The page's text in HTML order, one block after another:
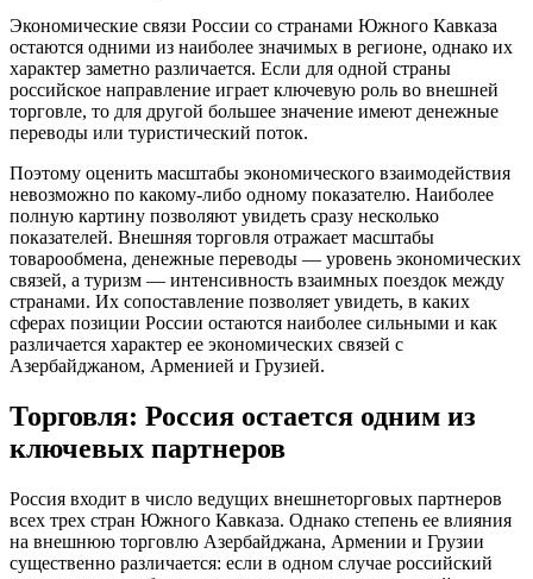
Экономические связи России со странами Южного Кавказа
остаются одними из наиболее значимых в регионе, однако их
характер заметно различается. Если для одной страны
российское направление играет ключевую роль во внешней
торговле, то для другой большее значение имеют денежные
переводы или туристический поток.
Поэтому оценить масштабы экономического взаимодействия
невозможно по какому-либо одному показателю. Наиболее
полную картину позволяют увидеть сразу несколько
показателей. Внешняя торговля отражает масштабы
товарообмена, денежные переводы — уровень экономических
связей, а туризм — интенсивность взаимных поездок между
странами. Их сопоставление позволяет увидеть, в каких
сферах позиции России остаются наиболее сильными и как
различается характер ее экономических связей с
Азербайджаном, Арменией и Грузией.
Торговля: Россия остается одним из
ключевых партнеров
Россия входит в число ведущих внешнеторговых партнеров
всех трех стран Южного Кавказа. Однако степень ее влияния
на внешнюю торговлю Азербайджана, Армении и Грузии
существенно различается: если в одном случае российский